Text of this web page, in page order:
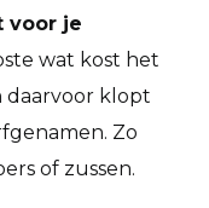
voor je
wat kost het
daarvoor klopt
Zo
of zussen.